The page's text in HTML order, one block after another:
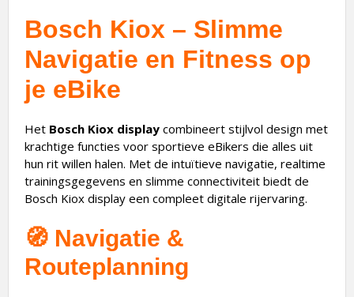
Bosch Kiox – Slimme
Navigatie en Fitness op
je eBike
Het Bosch Kiox display combineert stijlvol design met
krachtige functies voor sportieve eBikers die alles uit
hun rit willen halen. Met de intuïtieve navigatie, realtime
trainingsgegevens en slimme connectiviteit biedt de
Bosch Kiox display een compleet digitale rijervaring.
🧭 Navigatie &
Routeplanning